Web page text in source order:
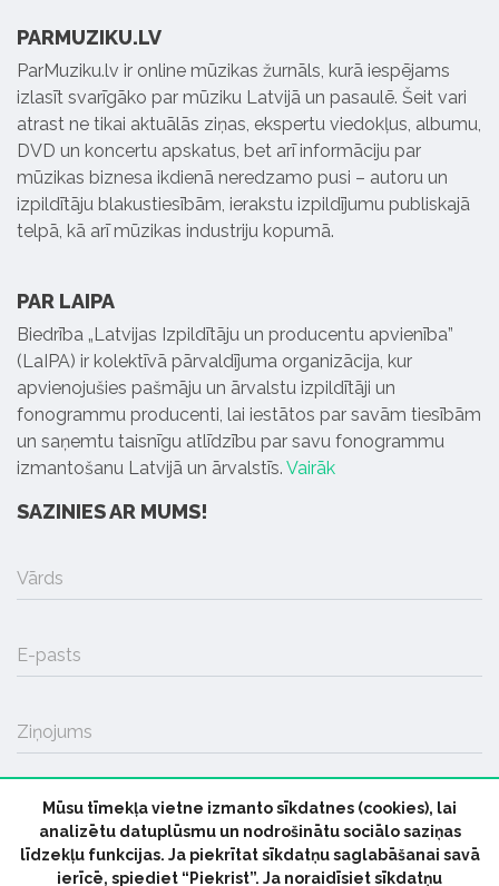
PARMUZIKU.LV
ParMuziku.lv ir online mūzikas žurnāls, kurā iespējams
izlasīt svarīgāko par mūziku Latvijā un pasaulē. Šeit vari
atrast ne tikai aktuālās ziņas, ekspertu viedokļus, albumu,
DVD un koncertu apskatus, bet arī informāciju par
mūzikas biznesa ikdienā neredzamo pusi – autoru un
izpildītāju blakustiesībām, ierakstu izpildījumu publiskajā
telpā, kā arī mūzikas industriju kopumā.
PAR LAIPA
Biedrība „Latvijas Izpildītāju un producentu apvienība”
(LaIPA) ir kolektīvā pārvaldījuma organizācija, kur
apvienojušies pašmāju un ārvalstu izpildītāji un
fonogrammu producenti, lai iestātos par savām tiesībām
un saņemtu taisnīgu atlīdzību par savu fonogrammu
izmantošanu Latvijā un ārvalstīs. Vairāk
SAZINIES AR MUMS!
Vārds
E-pasts
Ziņojums
SŪTĪT
Mūsu tīmekļa vietne izmanto sīkdatnes (cookies), lai
analizētu datuplūsmu un nodrošinātu sociālo saziņas
līdzekļu funkcijas. Ja piekrītat sīkdatņu saglabāšanai savā
ierīcē, spiediet “Piekrist”. Ja noraidīsiet sīkdatņu